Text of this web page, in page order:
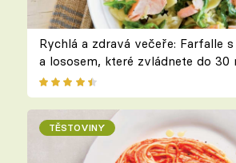
Rychlá a zdravá večeře: Farfalle
a lososem, které zvládnete do 30
TĚSTOVINY